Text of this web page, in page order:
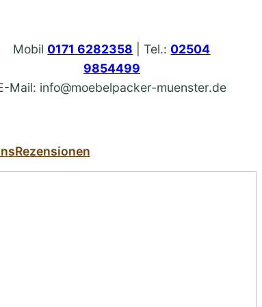
Mobil 0171 6282358 | Tel.: 02504
9854499
Mail: info@moebelpacker-muenster.de
Rezensionen